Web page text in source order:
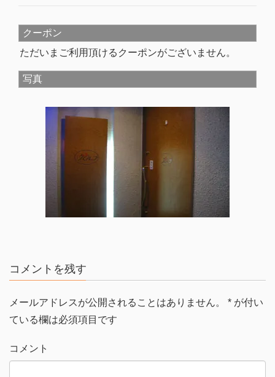
クーポン
ただいまご利用頂けるクーポンがございません。
写真
コメントを残す
メールアドレスが公開されることはありません。 * が付い
ている欄は必須項目です
コメント